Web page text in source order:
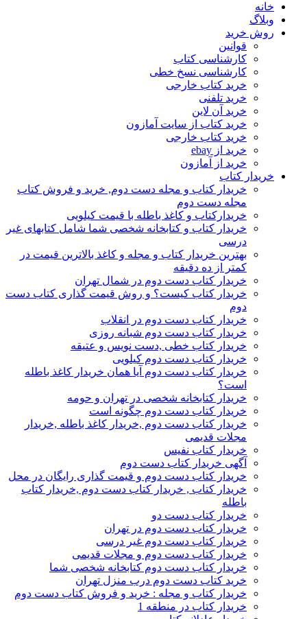
خانه
وبلاگ
روش خرید
قوانین
کارشناسی کتاب
کارشناسی نسخ خطی
خرید کتاب خارجی
خرید تلفنی
خرید آن لاین
خرید کتاب از سایت آمازون
خرید کتاب خارجی
خرید از ebay
خرید از آمازون
خریدار کتاب
خریدار کتاب و مجله دست دوم, خرید و فروش کتاب
مجله دست دوم
خریدارکتاب و کاغذ باطله با قیمت کیلویی
خریدار کتاب و کتابخانه شخصی شما شامل کتابهای غیر
درسی
بهترین خریدار کتاب و مجله و کاغذ بالاترین قیمت در
کمتر از ده دقیقه
خریدار کتاب دست دوم در شمال تهران
خریدار کتاب کیست؟ و روش قیمت گذاری کتاب دست
دوم
خریدار کتاب دست دوم در انقلاب
خریدار کتاب دست دوم شبانه روزی
خریدار کتاب خطی ,دست نویس و عتیقه
خریدار کتاب دست دوم کیلویی
خریدار کتاب دست دوم آیا همان خریدار کاغذ باطله
است؟
خریدار کتابخانه شخصی در تهران و حومه
خریدار کتاب دست دوم چگونه است
خریدار کتاب دست دوم ,خریدار کاغذ باطله ,خریدار
مجلات قدیمی
خریدار کتاب نفیس
آگهی خریدار کتاب دست دوم
خریدار کتاب دست دوم و قیمت گذاری رایگان در محل
خریدار کتاب , خریدار کتاب دست دوم ,خریدار کتاب
باطله
خریدار کتاب دست دو
خریدار کتاب دست دوم در تهران
خریدار کتاب دست دوم غیر درسی
خریدار کتاب دست دوم و مجلات قدیمی
خریدار کتاب دست دوم کتابخانه شخصی شما
خرید کتاب دست دوم درب منزل تهران
خریدار کتاب و مجله : خرید و فروش کتاب دست دوم
خریدار کتاب در منطقه 1